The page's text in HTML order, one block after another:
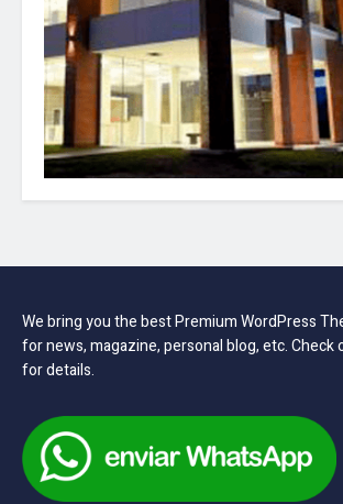
We bring you the best Premium WordPress
for news, magazine, personal blog, etc. Check
for details.